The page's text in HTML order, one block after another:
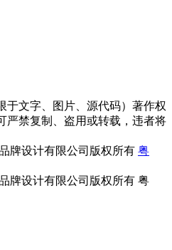
于文字、图片、源代码）著作权
严禁复制、盗用或转载，违者将
牌设计有限公司版权所有 粤
牌设计有限公司版权所有 粤